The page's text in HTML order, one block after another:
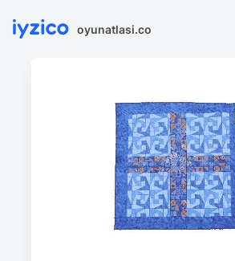
oyunatlasi.co